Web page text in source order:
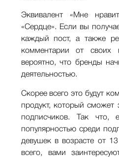
Эквивалент «Мне
«Сердце». Если вы
каждый пост, а также
комментарии от своих
вероятно, что бренды
деятельностью.
Скорее всего это будут
продукт, который сможет
подписчиков. Так что,
популярностью среди
девушек в возрасте от
всего, вами